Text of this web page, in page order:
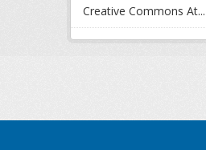
Creative Commons At...